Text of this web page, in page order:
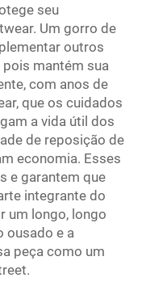
seu
Um gorro de
outros
mantém sua
com anos de
que os cuidados
a vida útil dos
de reposição de
economia. Esses
e garantem que
integrante do
um longo, longo
ousado e a
peça como um